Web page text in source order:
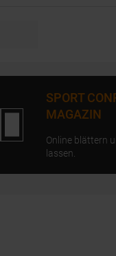
SPORT
MAGAZIN
Online blättern
lassen.